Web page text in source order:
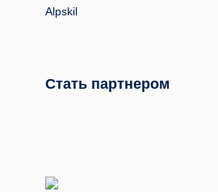
Alpskil
Стать партнером